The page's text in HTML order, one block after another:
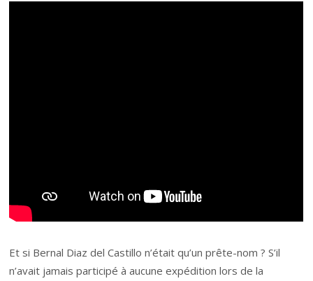
Et si Bernal Diaz del Castillo n’était qu’un prête-nom ? S’il
n’avait jamais participé à aucune expédition lors de la